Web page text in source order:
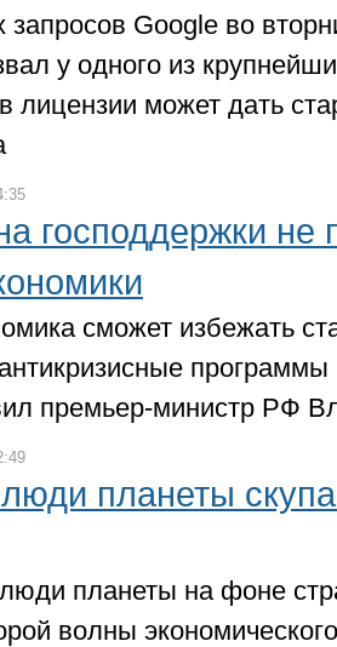
запросов Google во
у одного из
может дать
господдержки не
сможет избежать
программы
премьер-министр РФ
планеты
планеты на фоне
волны